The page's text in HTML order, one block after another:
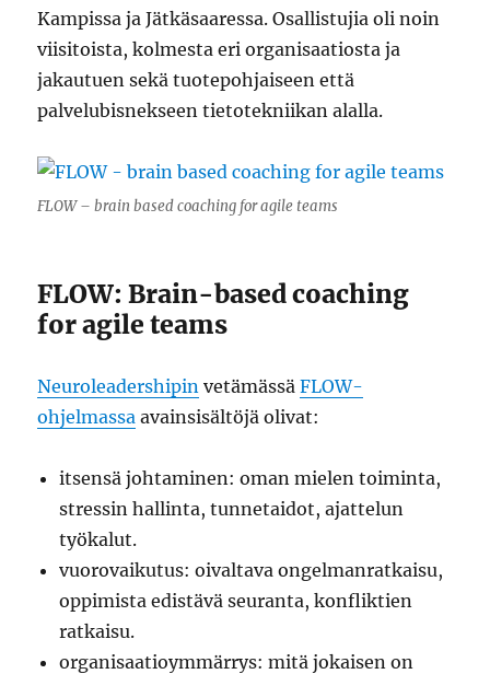
Kampissa ja Jätkäsaaressa. Osallistujia oli noin
viisitoista, kolmesta eri organisaatiosta ja
jakautuen sekä tuotepohjaiseen että
palvelubisnekseen tietotekniikan alalla.
FLOW – brain based coaching for agile teams
FLOW: Brain-based coaching
for agile teams
Neuroleadershipin vetämässäFLOW-
ohjelmassa avainsisältöjä olivat:
itsensä johtaminen: oman mielen toiminta,
stressin hallinta, tunnetaidot, ajattelun
työkalut.
vuorovaikutus: oivaltava ongelmanratkaisu,
oppimista edistävä seuranta, konfliktien
ratkaisu.
organisaatioymmärrys: mitä jokaisen on